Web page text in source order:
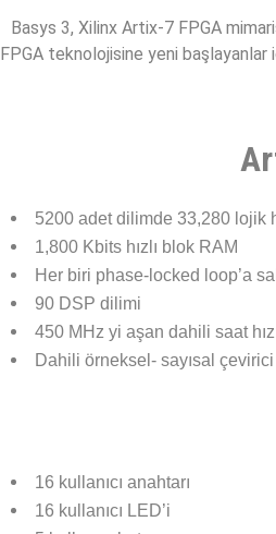
Basys 3, Xilinx Artix-7 FPGA
FPGA teknolojisine yeni başlayanlar
5200 adet dilimde 33,280 lojik
1,800 Kbits hızlı blok RAM
Her biri phase-locked loop’a
90 DSP dilimi
450 MHz yi aşan dahili saat
Dahili örneksel- sayısal
16 kullanıcı anahtarı
16 kullanıcı LED’i